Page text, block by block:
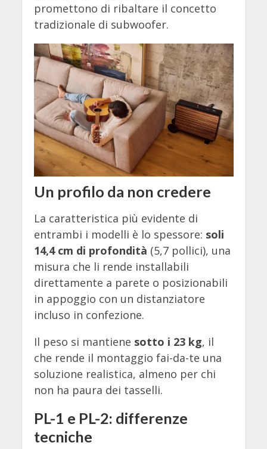
promettono di ribaltare il concetto
tradizionale di subwoofer.
Un profilo da non credere
La caratteristica più evidente di
entrambi i modelli è lo spessore: soli
14,4 cm di profondità (5,7 pollici), una
misura che li rende installabili
direttamente a parete o posizionabili
in appoggio con un distanziatore
incluso in confezione.
Il peso si mantiene sotto i 23 kg, il
che rende il montaggio fai-da-te una
soluzione realistica, almeno per chi
non ha paura dei tasselli.
PL-1 e PL-2: differenze
tecniche